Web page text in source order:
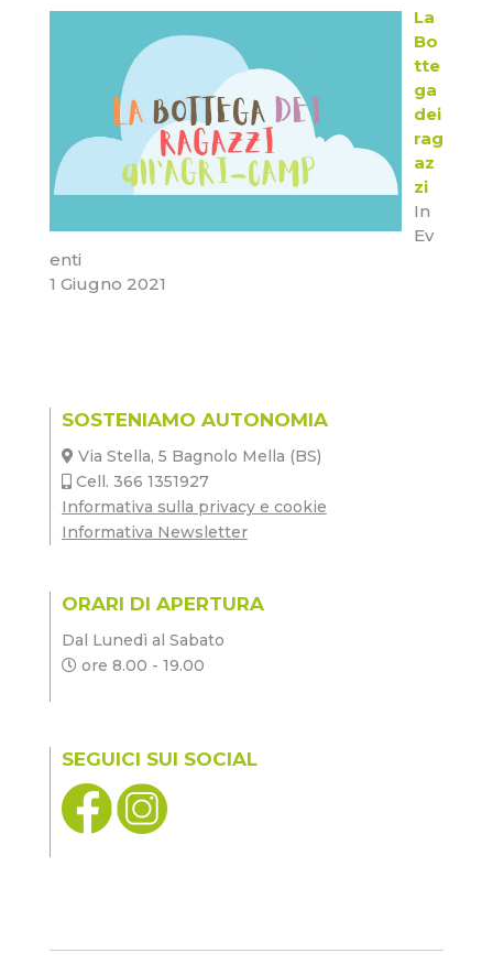
La
Bo
tte
ga
dei
rag
az
zi
In
Ev
enti
1 Giugno 2021
SOSTENIAMO AUTONOMIA
Via Stella, 5 Bagnolo Mella (BS)
Cell. 366 1351927
Informativa sulla privacy e cookie
Informativa Newsletter
ORARI DI APERTURA
Dal Lunedì al Sabato
ore 8.00 - 19.00
SEGUICI SUI SOCIAL